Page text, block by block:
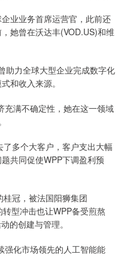
业业务首席运营官，此前还
她曾在沃达丰(VOD.US)和维
助力全球大型企业完成数字化
和收入来源。
充满不确定性，她在这一领域
多个大客户，客户支出大幅
共同促使WPP下调盈利预
冠，被法国阳狮集团
型冲击也让WPP备受煎熬
创建与管理。
强化市场领先的人工智能能